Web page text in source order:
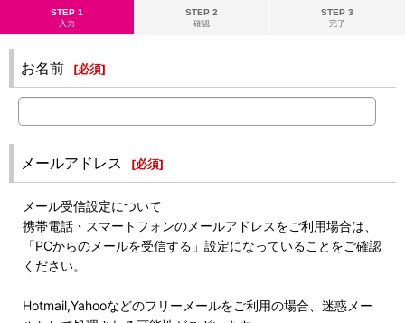
STEP 1
入力
STEP 2
確認
STEP 3
完了
お名前 [必須]
メールアドレス [必須]
メール受信設定について
携帯電話・スマートフォンのメールアドレスをご利用場合は、
「PCからのメールを受信する」設定になっていることをご確認
ください。
Hotmail,Yahooなどのフリーメールをご利用の場合、迷惑メー